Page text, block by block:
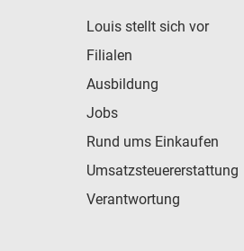
Louis stellt sich vor
Filialen
Ausbildung
Jobs
Rund ums Einkaufen
Umsatzsteuererstattung
Verantwortung